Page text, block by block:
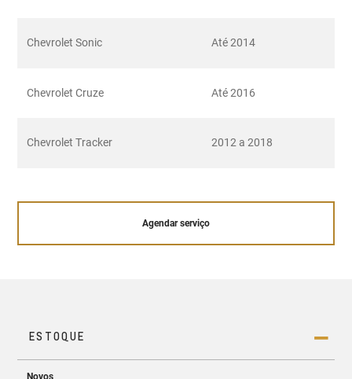
Chevrolet Sonic Até 2014
Chevrolet Cruze Até 2016
Chevrolet Tracker 2012 a 2018
Agendar serviço